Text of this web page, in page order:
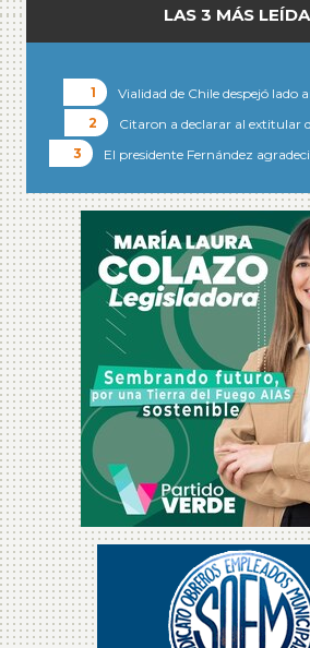
LAS 3 MÁS
Vialidad de Chile despejó lado
Citaron a declarar al extitular
El presidente Fernández